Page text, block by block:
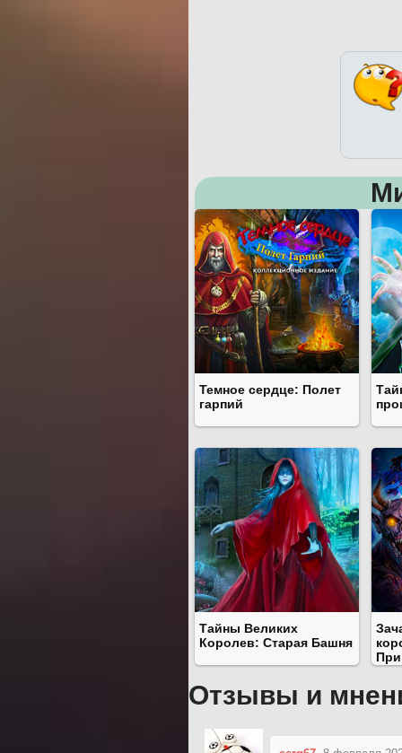
Темное сердце: Полет
гарпий
Тайны Великих
Королев: Старая Башня
Отзывы и